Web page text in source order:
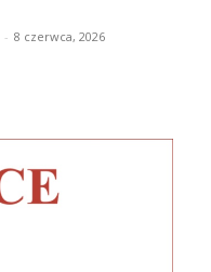
- 8 czerwca, 2026